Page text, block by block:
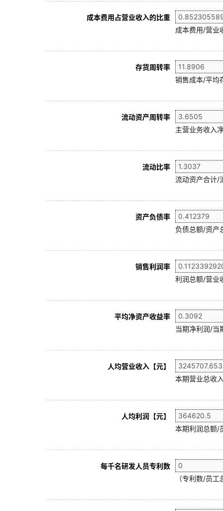
成本费用占营业收入的比重
成本费用/营业
存货周转率
销售成本/平均
流动资产周转率
主营业务收入
流动比率
流动资产合计/
资产负债率
负债总额/资产
销售利润率
利润总额/营业
平均净资产收益率
当期净利润/当
人均营业收入【元】
本期营业总收
人均利润【元】
本期利润总额/
每千名研发人员专利数
（专利数/员